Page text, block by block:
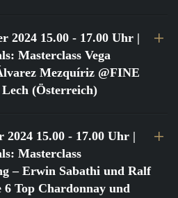
2024 15.00 - 17.00 Uhr |
Masterclass Vega
Mezquíriz @FINE
(Österreich)
2024 15.00 - 17.00 Uhr |
Masterclass
– Erwin Sabathi und Ralf
Top Chardonnay und